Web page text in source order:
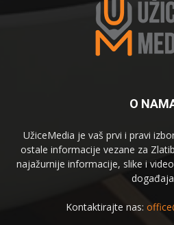
O
UžiceMedia je vaš prvi i pravi
ostale informacije vezane za
najažurnije informacije, slike i
Kontaktirajte nas: